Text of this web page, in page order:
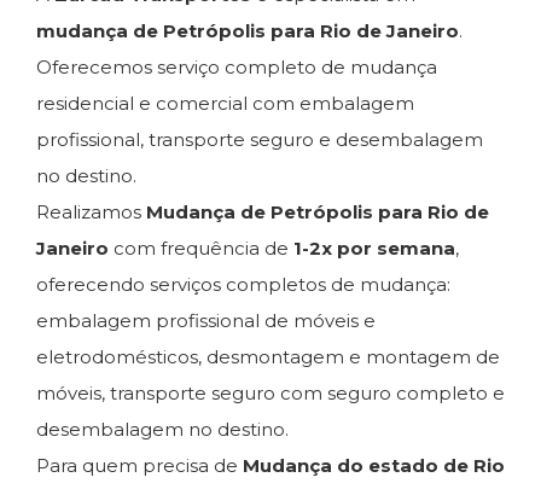
mudança de Petrópolis para Rio de Janeiro.
Oferecemos serviço completo de mudança
residencial e comercial com embalagem
profissional, transporte seguro e desembalagem
no destino.
Realizamos Mudança de Petrópolis para Rio de
Janeiro com frequência de 1-2x por semana,
oferecendo serviços completos de mudança:
embalagem profissional de móveis e
eletrodomésticos, desmontagem e montagem de
móveis, transporte seguro com seguro completo e
desembalagem no destino.
Para quem precisa de Mudança do estado de Rio